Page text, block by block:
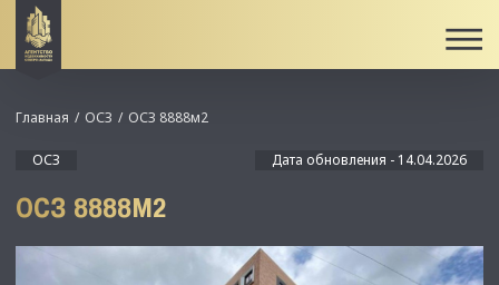
Главная ОСЗ ОСЗ 8888м2
ОСЗ Дата обновления - 14.04.2026
ОСЗ 8888М2